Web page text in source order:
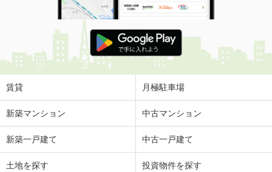
賃貸 月極駐車場
新築マンション 中古マンション
新築一戸建て 中古一戸建て
土地を探す 投資物件を探す